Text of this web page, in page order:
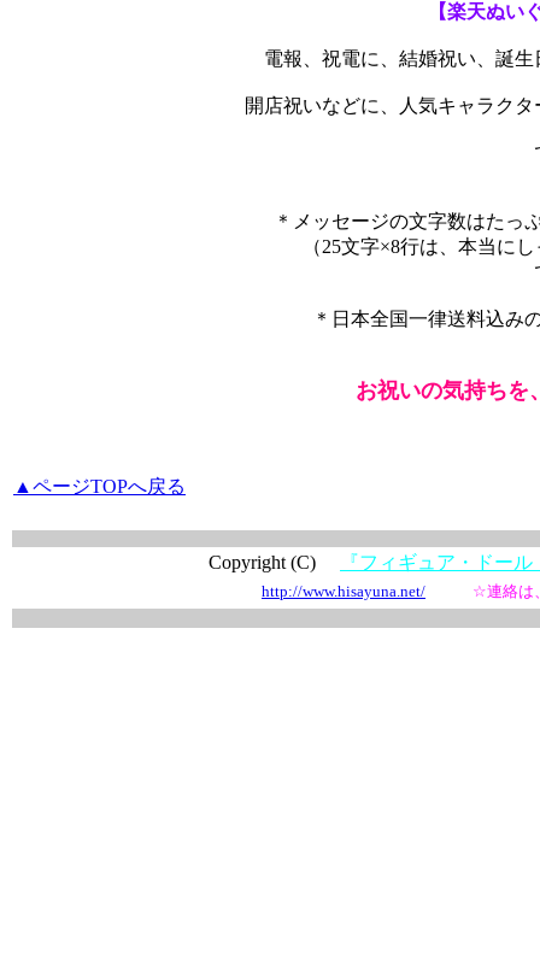
【楽天ぬい
電報、祝電に、結婚祝い、誕生
開店祝いなどに、人気キャラクタ
＊メッセージの文字数はたっ
（25文字×8行は、本当にしっ
で
＊日本全国一律送料込みの
お祝いの気持ちを
▲ページTOPへ戻る
Copyright (C) 『フィギュア・ド
http://www.hisayuna.net/ ☆連絡は